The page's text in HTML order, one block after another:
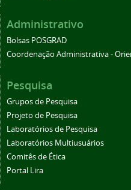
Administrativo
Bolsas POSGRAD
Coordenação Administrativa -
Pesquisa
Grupos de Pesquisa
Projeto de Pesquisa
Laboratórios de Pesquisa
Laboratórios Multiusuários
Comitês de Ética
Portal Lira